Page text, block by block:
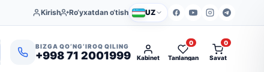
Kirish Ro‘yxatdan o‘tish UZ
BIZGA QO‘NG‘IROQ QILING
+998 71 2001999 Kabinet Tanlangan
0
Savat
0